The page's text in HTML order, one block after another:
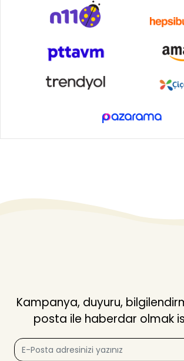
Kampanya, duyuru,
posta ile haberdar olmak